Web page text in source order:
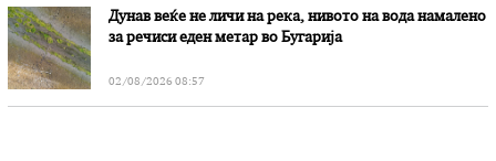
Дунав веќе не личи на река, нивото на вода намалено
за речиси еден метар во Бугарија
02/08/2026 08:57